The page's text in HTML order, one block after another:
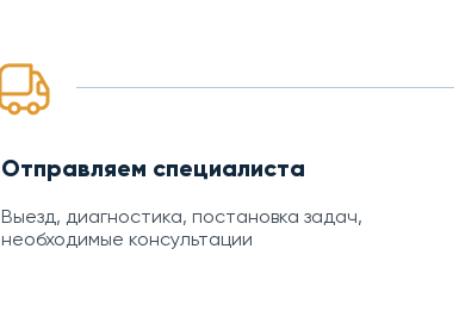
Отправляем специалиста
Выезд, диагностика, постановка задач,
необходимые консультации